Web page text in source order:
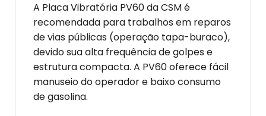
A Placa Vibratória PV60 da CSM é
recomendada para trabalhos em reparos
de vias públicas (operação tapa-buraco),
devido sua alta frequência de golpes e
estrutura compacta. A PV60 oferece fácil
manuseio do operador e baixo consumo
de gasolina.